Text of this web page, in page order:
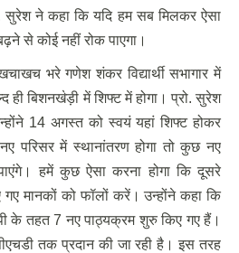
ने कहा कि यदि हम सब मिलकर ऐसा
से कोई नहीं रोक पाएगा।
भरे गणेश शंकर विद्यार्थी सभागार में
ही बिशनखेड़ी में शिफ्ट में होगा। प्रो. सुरेश
14 अगस्त को स्वयं यहां शिफ्ट होकर
परिसर में स्थानांतरण होगा तो कुछ नए
हमें कुछ ऐसा करना होगा कि दूसरे
गए मानकों को फॉलों करें। उन्होंने कहा कि
के तहत 7 नए पाठ्यक्रम शुरु किए गए हैं।
तक प्रदान की जा रही है। इस तरह